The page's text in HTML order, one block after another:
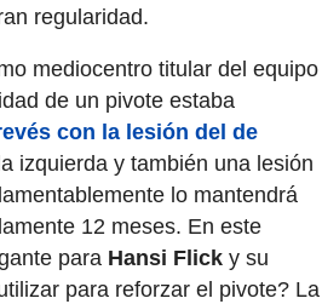
regularidad.
mediocentro titular del equipo
de un pivote estaba
con la lesión del de
izquierda y también una lesión
lo mantendrá
12 meses. En este
para Hansi Flick y su
para reforzar el pivote? La